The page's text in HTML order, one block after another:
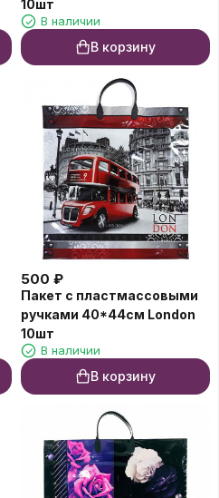
10шт
В наличии
В корзину
500 ₽
Пакет с пластмассовыми
ручками 40*44см London
10шт
В наличии
В корзину